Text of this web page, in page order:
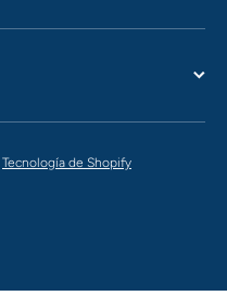
Tecnología de Shopify